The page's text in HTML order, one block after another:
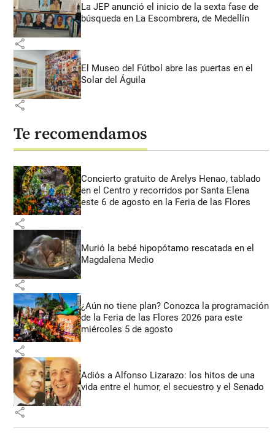
La JEP anunció el inicio de la sexta fase de
búsqueda en La Escombrera, de Medellín
share
El Museo del Fútbol abre las puertas en el
Solar del Águila
share
Te recomendamos
Concierto gratuito de Arelys Henao, tablado
en el Centro y recorridos por Santa Elena
este 6 de agosto en la Feria de las Flores
share
Murió la bebé hipopótamo rescatada en el
Magdalena Medio
share
¿Aún no tiene plan? Conozca la programación
de la Feria de las Flores 2026 para este
miércoles 5 de agosto
share
Adiós a Alfonso Lizarazo: los hitos de una
vida entre el humor, el secuestro y el Senado
share